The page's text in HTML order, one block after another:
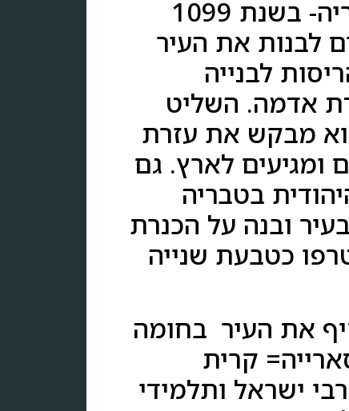
מתרחשת עוד רעידת אדמה שפוגעת והורסת את טבריה- בשנת 1099
לבנות את העיר
לבנייה
רעידת אדמה. השליט
מבקש את עזרת
ומגיעים לארץ. גם
בטבריה
ובנה על הכנרת
כטבעת שנייה
את העיר בחומה
קרית
הממשלה . מסביב לחומה ישנו חפיר לח, בשנת 1833 רבי ישראל ותלמידי